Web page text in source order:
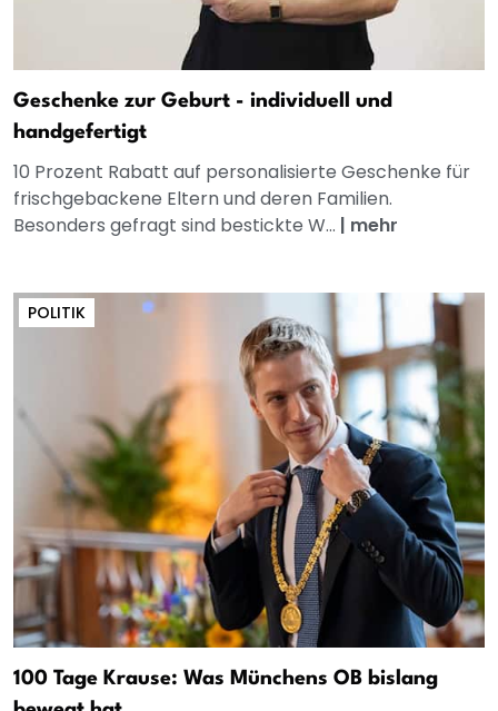
Geschenke zur Geburt - individuell und
handgefertigt
10 Prozent Rabatt auf personalisierte Geschenke für
frischgebackene Eltern und deren Familien.
Besonders gefragt sind bestickte W... | mehr
POLITIK
100 Tage Krause: Was Münchens OB bislang